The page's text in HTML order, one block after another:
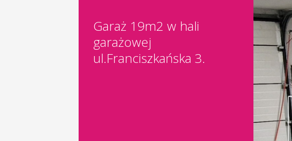
Garaż 19m2 w hali
garażowej
ul.Franciszkańska 3.